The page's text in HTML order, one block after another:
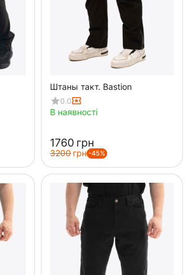
Штаны такт. Bastion
0.0
В наявності
‍1760‍ грн
‍3200‍ грн -45%